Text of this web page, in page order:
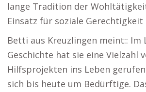
lange Tradition der
Einsatz für soziale Gerechtigkeit
Betti aus Kreuzlingen meint:: Im
Geschichte hat sie eine Vielzahl
Hilfsprojekten ins Leben
sich bis heute um Bedürftige.